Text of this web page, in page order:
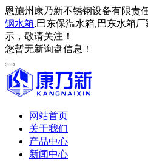
恩施州康乃新不锈钢设备有限责
钢水箱,巴东保温水箱,巴东水箱
示，敬请关注！
您暂无新询盘信息！
网站首页
关于我们
产品中心
新闻中心